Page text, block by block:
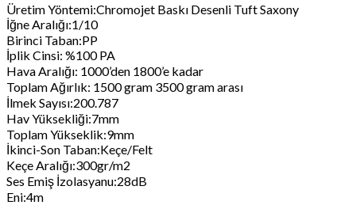
Üretim Yöntemi:Chromojet Baskı Desenli Tuft Saxony
İğne Aralığı:1/10
Birinci Taban:PP
İplik Cinsi: %100 PA
Hava Aralığı: 1000’den 1800’e kadar
Toplam Ağırlık: 1500 gram 3500 gram arası
İlmek Sayısı:200.787
Hav Yüksekliği:7mm
Toplam Yükseklik:9mm
İkinci-Son Taban:Keçe/Felt
Keçe Aralığı:300gr/m2
Ses Emiş İzolasyanu:28dB
Eni:4m